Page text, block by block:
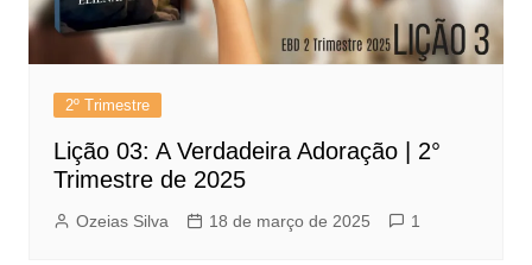
2º Trimestre
Lição 03: A Verdadeira Adoração | 2°
Trimestre de 2025
Ozeias Silva 18 de março de 2025 1